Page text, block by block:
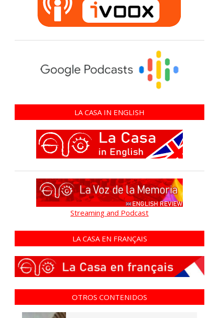
LA CASA IN ENGLISH
Streaming and Podcast
LA CASA EN FRANÇAIS
OTROS CONTENIDOS